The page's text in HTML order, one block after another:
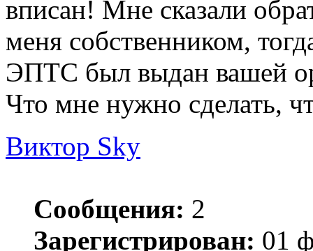
вписан! Мне сказали
меня собственником,
ЭПТС был выдан вашей
Что мне нужно сделать,
Виктор Sky
Сообщения: 2
Зарегистрирован: 01